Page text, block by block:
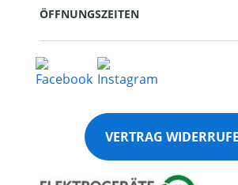
ÖFFNUNGSZEITEN
VERTRAG